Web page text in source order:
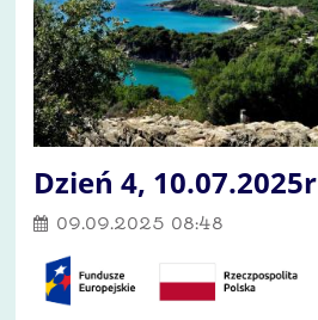
Dzień 4, 10.07.2025r
09.09.2025 08:48